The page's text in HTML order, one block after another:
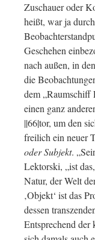
Zuschauer oder
heißt, war ja
Geschehen
nach außen, in
die
dem „Raumschiff
einen ganz
||66|tor, um den
freilich ein neuer
oder Subjekt.
Lektorski, „ist
Natur, der Welt
‚Objekt‘ ist das
dessen
Entsprechend